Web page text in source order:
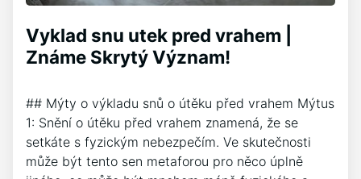
Vyklad snu utek pred vrahem |
Známe Skrytý Význam!
## Mýty o výkladu snů o útěku před vrahem Mýtus
1: Snění o útěku před vrahem znamená, že se
setkáte s fyzickým nebezpečím. Ve skutečnosti
může být tento sen metaforou pro něco úplně